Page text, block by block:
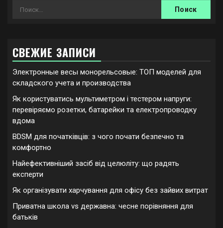
Найти:
СВЕЖИЕ ЗАПИСИ
Электронные весы монорельсовые: ТОП моделей для
складского учета и производства
Як користуватись мультиметром і тестером напруги:
перевіряємо розетки, батарейки та електропроводку
вдома
BDSM для початківців: з чого почати безпечно та
комфортно
Найефективніший засіб від целюліту: що радять
експерти
Як організувати харчування для офісу без зайвих витрат
Приватна школа vs державна: чесне порівняння для
батьків